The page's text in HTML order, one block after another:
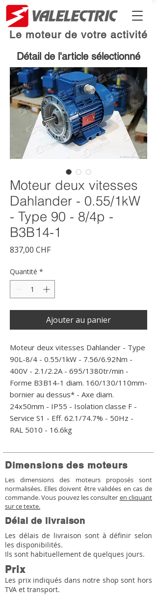
Le moteur de votre activité
Détail de l'article sélectionné
Moteur deux vitesses
Dahlander - 0.55/1kW
- Type 90 - 8/4p -
B3B14-1
837,00 CHFPrix
Quantité *
Ajouter au panier
Moteur deux vitesses Dahlander - Type
90L-8/4 - 0.55/1kW - 7.56/6.92Nm -
400V - 2.1/2.2A - 695/1380tr/min -
Forme B3B14-1 diam. 160/130/110mm-
bornier au dessus* - Axe diam.
24x50mm - IP55 - Isolation classe F -
Service S1 - Eff. 62.1/74.7% - 50Hz -
RAL 5010 - 16.6kg
Dimensions des moteurs
Les dimensions des moteurs proposés sont
normalisées. Elles doivent être validées en cas de
commande. Vous pouvez les consulter en cliquant
sur ce texte.
Délai de livraison
Les délais de livraison sont à définir selon
les disponibilités.
Ils sont habituellement de quelques jours.
Prix
Les prix indiqués dans notre shop sont hors
TVA et transport.